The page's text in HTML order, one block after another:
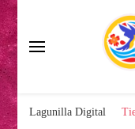
Lagunilla Digital